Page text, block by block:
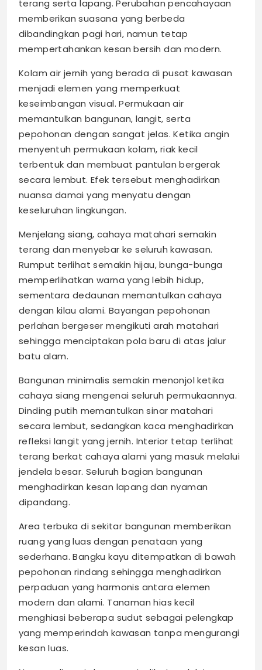
terang serta lapang. Perubahan pencahayaan
memberikan suasana yang berbeda
dibandingkan pagi hari, namun tetap
mempertahankan kesan bersih dan modern.
Kolam air jernih yang berada di pusat kawasan
menjadi elemen yang memperkuat
keseimbangan visual. Permukaan air
memantulkan bangunan, langit, serta
pepohonan dengan sangat jelas. Ketika angin
menyentuh permukaan kolam, riak kecil
terbentuk dan membuat pantulan bergerak
secara lembut. Efek tersebut menghadirkan
nuansa damai yang menyatu dengan
keseluruhan lingkungan.
Menjelang siang, cahaya matahari semakin
terang dan menyebar ke seluruh kawasan.
Rumput terlihat semakin hijau, bunga-bunga
memperlihatkan warna yang lebih hidup,
sementara dedaunan memantulkan cahaya
dengan kilau alami. Bayangan pepohonan
perlahan bergeser mengikuti arah matahari
sehingga menciptakan pola baru di atas jalur
batu alam.
Bangunan minimalis semakin menonjol ketika
cahaya siang mengenai seluruh permukaannya.
Dinding putih memantulkan sinar matahari
secara lembut, sedangkan kaca menghadirkan
refleksi langit yang jernih. Interior tetap terlihat
terang berkat cahaya alami yang masuk melalui
jendela besar. Seluruh bagian bangunan
menghadirkan kesan lapang dan nyaman
dipandang.
Area terbuka di sekitar bangunan memberikan
ruang yang luas dengan penataan yang
sederhana. Bangku kayu ditempatkan di bawah
pepohonan rindang sehingga menghadirkan
perpaduan yang harmonis antara elemen
modern dan alami. Tanaman hias kecil
menghiasi beberapa sudut sebagai pelengkap
yang memperindah kawasan tanpa mengurangi
kesan luas.